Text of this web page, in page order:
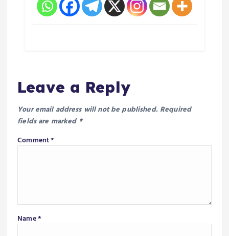
Leave a Reply
Your email address will not be published. Required
fields are marked *
Comment*
Name*